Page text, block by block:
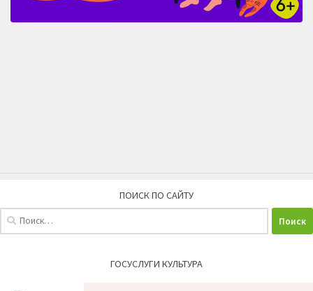
ПОИСК ПО САЙТУ
ГОСУСЛУГИ КУЛЬТУРА